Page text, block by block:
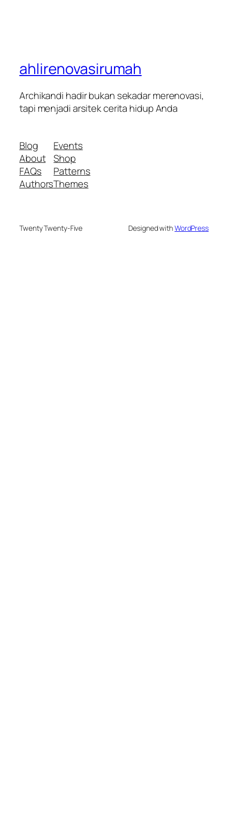
ahlirenovasirumah
Archikandi hadir bukan sekadar merenovasi,
tapi menjadi arsitek cerita hidup Anda
Blog
About
FAQs
Authors
Events
Shop
Patterns
Themes
Twenty Twenty-Five Designed withWordPress